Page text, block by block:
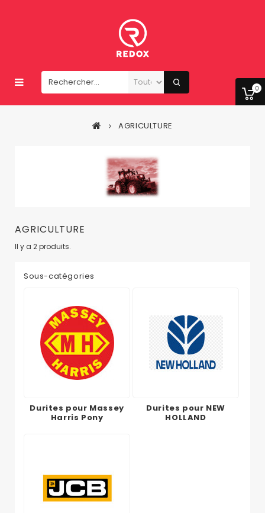
0
AGRICULTURE
AGRICULTURE
Il y a 2 produits.
Sous-catégories
Durites pour Massey
Harris Pony
Durites pour NEW
HOLLAND